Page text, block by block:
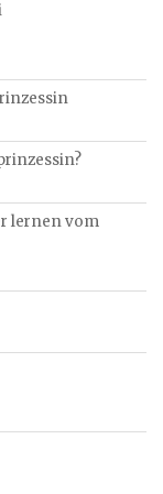
lernen vom